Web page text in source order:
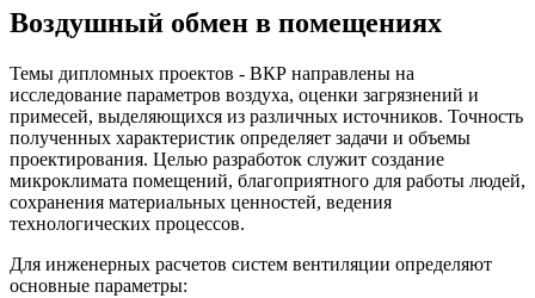
Воздушный обмен в помещениях
Темы дипломных проектов - ВКР направлены на
исследование параметров воздуха, оценки загрязнений и
примесей, выделяющихся из различных источников. Точность
полученных характеристик определяет задачи и объемы
проектирования. Целью разработок служит создание
микроклимата помещений, благоприятного для работы людей,
сохранения материальных ценностей, ведения
технологических процессов.
Для инженерных расчетов систем вентиляции определяют
основные параметры: